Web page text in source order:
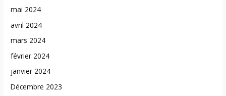
mai 2024
avril 2024
mars 2024
février 2024
janvier 2024
Décembre 2023